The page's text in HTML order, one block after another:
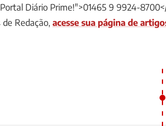
Diário Prime!">01465 9 9924-
Redação, acesse sua página de